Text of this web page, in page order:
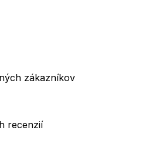
zákazníkov
recenzií